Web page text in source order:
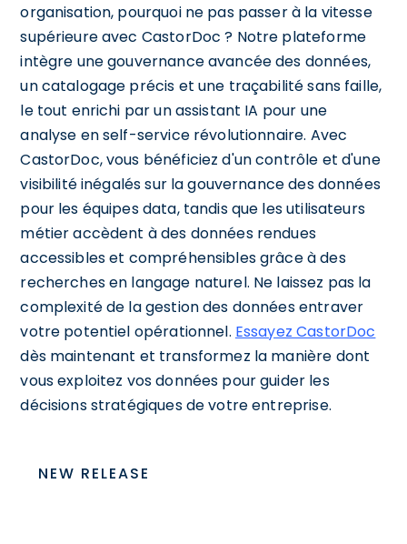
organisation, pourquoi ne pas passer à la vitesse
supérieure avec CastorDoc ? Notre plateforme
intègre une gouvernance avancée des données,
un catalogage précis et une traçabilité sans faille,
le tout enrichi par un assistant IA pour une
analyse en self-service révolutionnaire. Avec
CastorDoc, vous bénéficiez d'un contrôle et d'une
visibilité inégalés sur la gouvernance des données
pour les équipes data, tandis que les utilisateurs
métier accèdent à des données rendues
accessibles et compréhensibles grâce à des
recherches en langage naturel. Ne laissez pas la
complexité de la gestion des données entraver
votre potentiel opérationnel. Essayez CastorDoc
dès maintenant et transformez la manière dont
vous exploitez vos données pour guider les
décisions stratégiques de votre entreprise.
NEW RELEASE